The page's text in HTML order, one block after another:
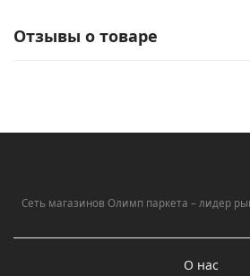
Отзывы о товаре
Сеть магазинов Олимп паркета – лидер
О нас